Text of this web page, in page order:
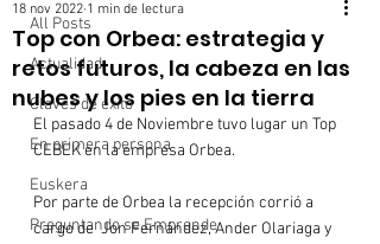
All Posts
Actualidad
Claves de éxito
En primera persona
Euskera
Preguntando se Emprende
Top con Orbea: estrategia y
retos futuros, la cabeza en las
nubes y los pies en la tierra
18 nov 2022 1 min de lectura
El pasado 4 de Noviembre tuvo lugar un Top
CEBEK en la empresa Orbea.
Por parte de Orbea la recepción corrió a
cargo de  Jon Fernández, Ander Olariaga y